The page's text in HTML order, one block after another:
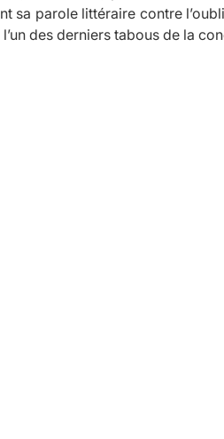
sa parole littéraire contre
l’un des derniers tabous de la